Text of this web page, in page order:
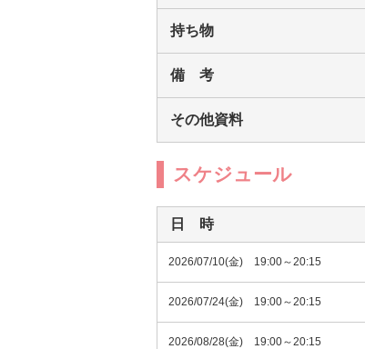
持ち物
備 考
その他資料
スケジュール
日 時
2026/07/10(金) 19:00～20:15
2026/07/24(金) 19:00～20:15
2026/08/28(金) 19:00～20:15